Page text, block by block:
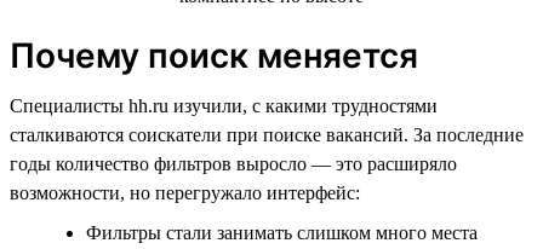
Почему поиск меняется
Специалисты hh.ru изучили, с какими трудностями
сталкиваются соискатели при поиске вакансий. За последние
годы количество фильтров выросло — это расширяло
возможности, но перегружало интерфейс:
Фильтры стали занимать слишком много места